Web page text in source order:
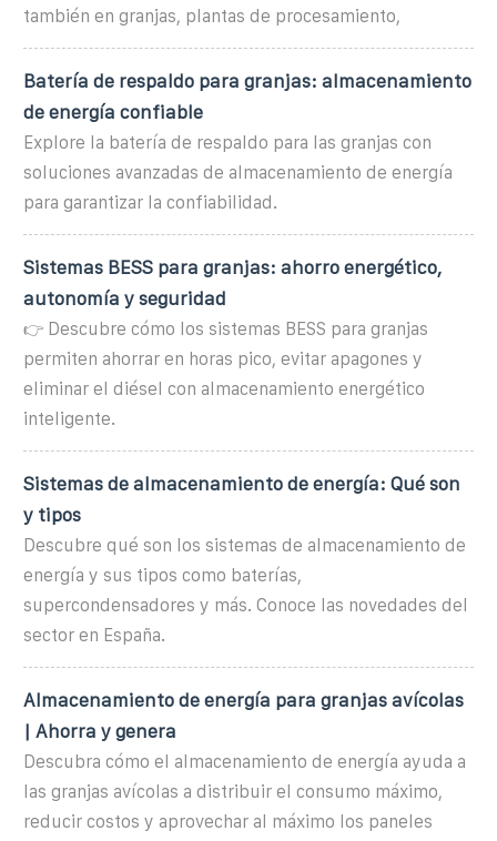
también en granjas, plantas de procesamiento,
Batería de respaldo para granjas: almacenamiento
de energía confiable
Explore la batería de respaldo para las granjas con
soluciones avanzadas de almacenamiento de energía
para garantizar la confiabilidad.
Sistemas BESS para granjas: ahorro energético,
autonomía y seguridad
👉 Descubre cómo los sistemas BESS para granjas
permiten ahorrar en horas pico, evitar apagones y
eliminar el diésel con almacenamiento energético
inteligente.
Sistemas de almacenamiento de energía: Qué son
y tipos
Descubre qué son los sistemas de almacenamiento de
energía y sus tipos como baterías,
supercondensadores y más. Conoce las novedades del
sector en España.
Almacenamiento de energía para granjas avícolas
| Ahorra y genera
Descubra cómo el almacenamiento de energía ayuda a
las granjas avícolas a distribuir el consumo máximo,
reducir costos y aprovechar al máximo los paneles